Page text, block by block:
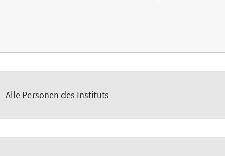
Alle Personen des Instituts